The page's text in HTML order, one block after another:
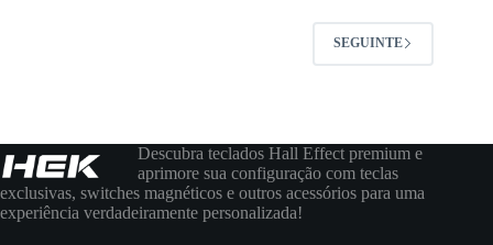
SEGUINTE
Descubra teclados Hall Effect premium e
aprimore sua configuração com teclas
exclusivas, switches magnéticos e outros acessórios para uma
experiência verdadeiramente personalizada!